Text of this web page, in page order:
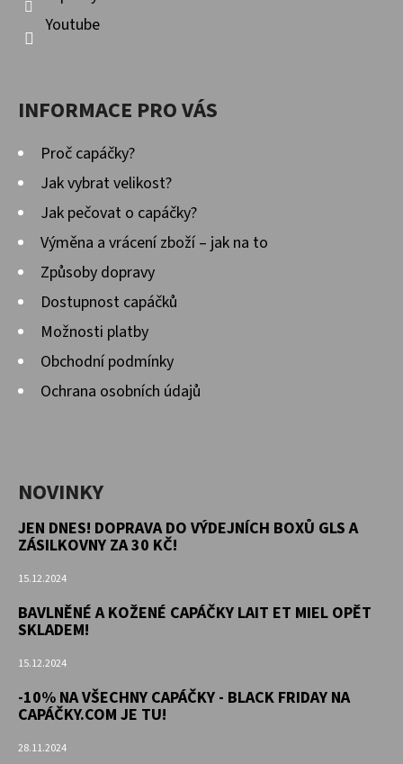
Youtube
INFORMACE PRO VÁS
Proč capáčky?
Jak vybrat velikost?
Jak pečovat o capáčky?
Výměna a vrácení zboží – jak na to
Způsoby dopravy
Dostupnost capáčků
Možnosti platby
Obchodní podmínky
Ochrana osobních údajů
NOVINKY
JEN DNES! DOPRAVA DO VÝDEJNÍCH BOXŮ GLS A
ZÁSILKOVNY ZA 30 KČ!
15.12.2024
BAVLNĚNÉ A KOŽENÉ CAPÁČKY LAIT ET MIEL OPĚT
SKLADEM!
15.12.2024
-10% NA VŠECHNY CAPÁČKY - BLACK FRIDAY NA
CAPÁČKY.COM JE TU!
28.11.2024